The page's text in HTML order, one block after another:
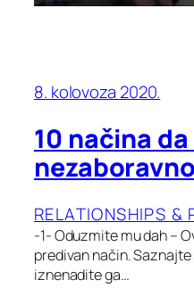
8. kolovoza 2020.
10 načina
RELATIONSHIPS &
-1- Oduzmite mu dah –
predivan način.
iznenadite ga…